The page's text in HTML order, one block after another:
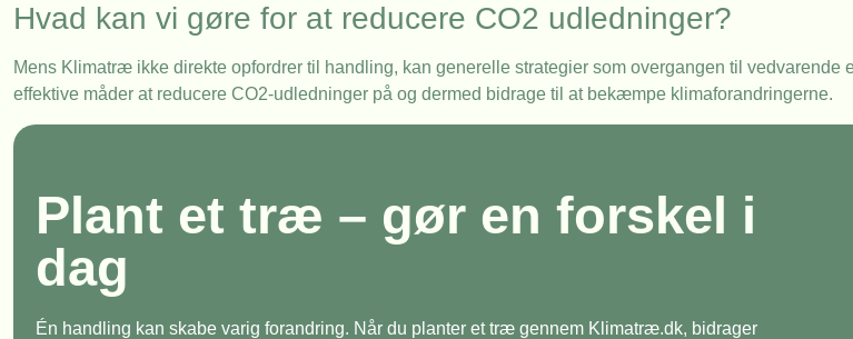
Hvad kan vi gøre for at reducere CO2 udledninger?
Mens Klimatræ ikke direkte opfordrer til handling, kan generelle strategier som overgangen til
effektive måder at reducere CO2-udledninger på og dermed bidrage til at bekæmpe klimaforandringerne.
Plant et træ – gør en forskel i
dag
Én handling kan skabe varig forandring. Når du planter et træ gennem Klimatræ.dk, bidrager